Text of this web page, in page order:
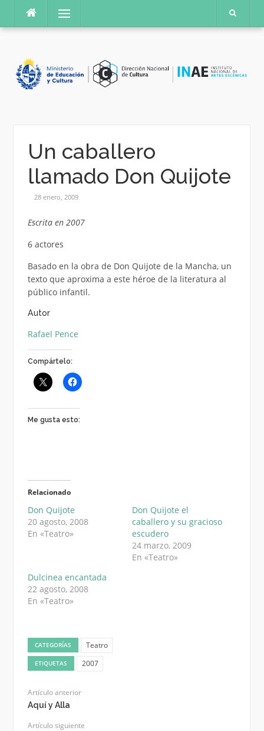
contenido
Menú
Un caballero
llamado Don Quijote
28 enero, 2009
Escrita en 2007
6 actores
Basado en la obra de Don Quijote de la Mancha, un
texto que aproxima a este héroe de la literatura al
público infantil.
Autor
Rafael Pence
Compártelo:
Me gusta esto:
Relacionado
Don Quijote
20 agosto, 2008
En «Teatro»
Don Quijote el
caballero y su gracioso
escudero
24 marzo, 2009
En «Teatro»
Dulcinea encantada
22 agosto, 2008
En «Teatro»
CATEGORÍAS Teatro
ETIQUETAS 2007
Artículo anterior
Aquí y Alla
Artículo siguiente